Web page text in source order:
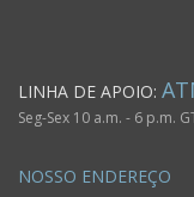
LINHA DE APOIO:
Seg-Sex 10 a.m. - 6 p.m.
NOSSO ENDEREÇO